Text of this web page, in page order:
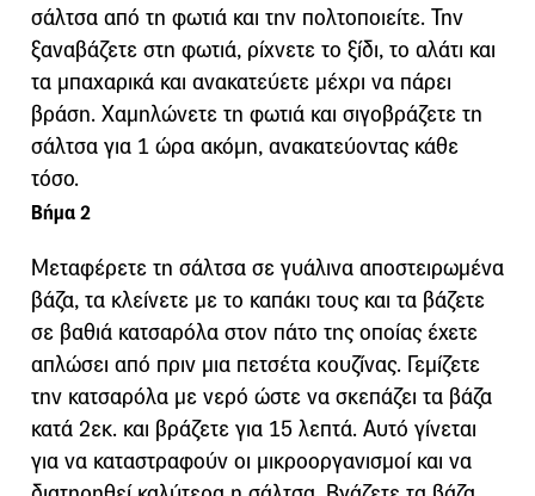
σάλτσα από τη φωτιά και την πολτοποιείτε. Την
ξαναβάζετε στη φωτιά, ρίχνετε το ξίδι, το αλάτι και
τα μπαχαρικά και ανακατεύετε μέχρι να πάρει
βράση. Χαμηλώνετε τη φωτιά και σιγοβράζετε τη
σάλτσα για 1 ώρα ακόμη, ανακατεύοντας κάθε
τόσο.
Βήμα 2
Μεταφέρετε τη σάλτσα σε γυάλινα αποστειρωμένα
βάζα, τα κλείνετε με το καπάκι τους και τα βάζετε
σε βαθιά κατσαρόλα στον πάτο της οποίας έχετε
απλώσει από πριν μια πετσέτα κουζίνας. Γεμίζετε
την κατσαρόλα με νερό ώστε να σκεπάζει τα βάζα
κατά 2εκ. και βράζετε για 15 λεπτά. Αυτό γίνεται
για να καταστραφούν οι μικροοργανισμοί και να